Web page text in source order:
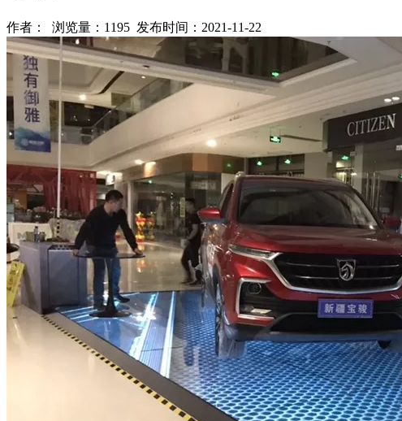
作者： 浏览量：1195 发布时间：2021-11-22